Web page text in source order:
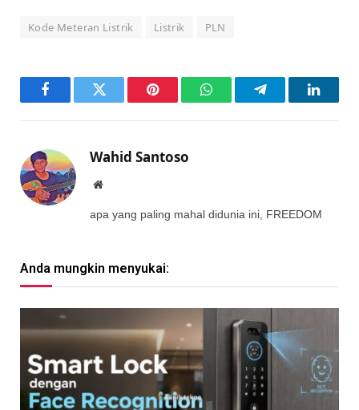
Kode Meteran Listrik Listrik PLN
FacebookTwitter Pinterest WhatsAppTelegram
Wahid Santoso
Website
apa yang paling mahal didunia ini, FREEDOM
Anda mungkin menyukai: